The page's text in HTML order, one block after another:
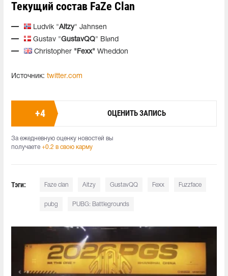
Текущий состав FaZe Clan
Ludvik "Aitzy" Jahnsen
Gustav "GustavQQ" Blønd
Christopher "Fexx" Wheddon
Источник: twitter.com
+4 ОЦЕНИТЬ ЗАПИСЬ
За ежедневную оценку новостей вы
получаете +0.2 в свою карму
Тэги: Faze clan Aitzy GustavQQ Fexx Fuzzface
pubg PUBG: Battlegrounds